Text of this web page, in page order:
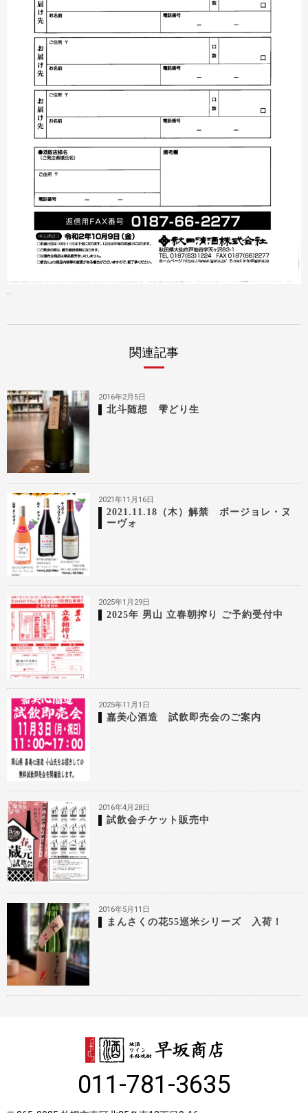
関連記事
2016年2月5日
北斗随想 雫どり生
2021年11月16日
2021.11.18（木）解禁 ボージョレ・ヌ
ーヴォ
2025年1月29日
2025年 男山 立春朝搾り ご予約受付中
2025年11月1日
嘉美心酒造 試飲即売会のご案内
2016年4月28日
試飲会チケット販売中
2016年5月11日
まんさくの花55巡米シリーズ 入荷！
011-781-3635